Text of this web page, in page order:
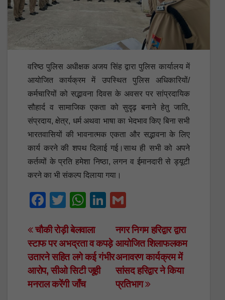
वरिष्ठ पुलिस अधीक्षक अजय सिंह द्वारा पुलिस कार्यालय में
आयोजित कार्यक्रम में उपस्थित पुलिस अधिकारियों/
कर्मचारियों को सद्भावना दिवस के अवसर पर सांप्रदायिक
सौहार्द व सामाजिक एकता को सुदृढ़ बनाने हेतु जाति,
संप्रदाय, क्षेत्र, धर्म अथवा भाषा का भेदभाव किए बिना सभी
भारतवासियों की भावनात्मक एकता और सद्भावना के लिए
कार्य करने की शपथ दिलाई गई।साथ ही सभी को अपने
कर्तव्यों के प्रति हमेशा निष्ठा, लगन व ईमानदारी से ड्यूटी
करने का भी संकल्प दिलाया गया।
F
c
e
b
o
T
tt
er
W
at
s
A
p
Li
e
dI
ail
Post
navigation
नगर निगम हरिद्वार द्वारा
आयोजित शिलाफलकम
अनावरण कार्यक्रम में
सांसद हरिद्वार ने किया
प्रतिभाग
चौकी रोड़ी बेलवाला
स्टाफ पर अभद्रता व कपड़े
उतारने सहित लगे कई गंभीर
आरोप, सीओ सिटी जूही
मनराल करेंगी जाँच